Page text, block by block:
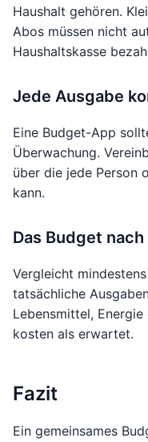
Haushalt gehören.
Abos müssen nicht
Haushaltskasse
Jede Ausgabe
Eine Budget-App
Überwachung.
über die jede Person
kann.
Das Budget
Vergleicht
tatsächliche
Lebensmittel,
kosten als erwartet.
Fazit
Ein gemeinsames